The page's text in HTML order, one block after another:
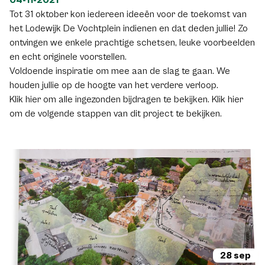
staat op het verlanglijstje van velen. Dat de Schildenaar een
Bourgondiër is, is duidelijk. Een brasserie, koffiehuis of
ijssalon met terras en speeltuin worden in het bijzonder
geapprecieerd. Ook voldoende zitbanken en een
picknickplek in het groen zien jullie helemaal zitten.
Inrichting
Het plein wordt pas een leuke ontmoetingsplek als het
mooi is ingericht. Groen en water genieten jullie voorkeur.
voorstander van minder verharding door bijvoorbeeld
wandelpaden in grind aan te leggen. Een fontein of wadi
doen het plein leven. Voldoende vuilnisbakken en
energiezuinige verlichting moeten voor een propere en
veilige ontmoetingsplek zorgen waar gezelligheid primeert!
Sport & spel
Het speelveld op het plein moet zeker worden behouden
maar kan veelzijdiger volgens een groot aantal
Tot 31 oktober kon iedereen ideeën voor de toekomst van
het Lodewijk De Vochtplein indienen en dat deden jullie! Zo
ontvingen we enkele prachtige schetsen, leuke voorbeelden
en echt originele voorstellen.
Voldoende inspiratie om mee aan de slag te gaan. We
houden jullie op de hoogte van het verdere verloop.
Klik hier om alle ingezonden bijdragen te bekijken. Klik hier
om de volgende stappen van dit project te bekijken.
28 sep